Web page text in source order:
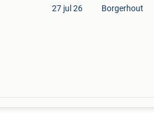
27 jul 26 Borgerhout